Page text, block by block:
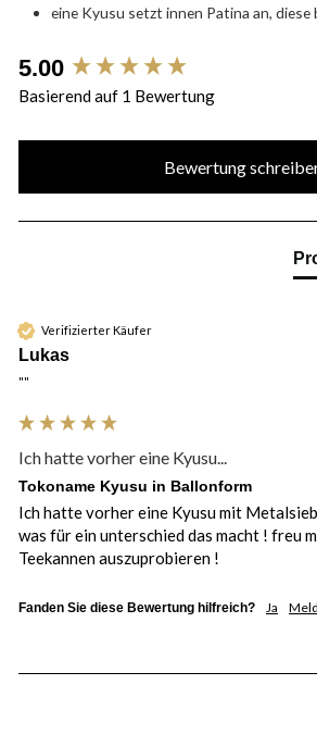
eine Kyusu setzt innen Patina an,
5.00
Basierend auf 1 Bewertung
Bewertung
Verifizierter Käufer
Lukas
""
Ich hatte vorher eine Kyusu...
Tokoname Kyusu in Ballonform
Ich hatte vorher eine Kyusu mit
was für ein unterschied das macht ! freu
Teekannen auszuprobieren !
Fanden Sie diese Bewertung hilfreich? Ja
New content loaded